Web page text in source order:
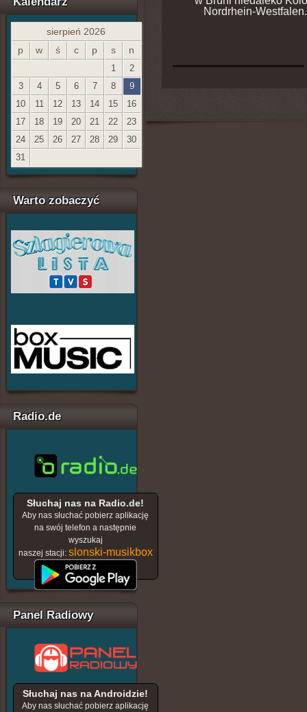
sierpień 2026
p
w ś c p s n
1
2
3
4 5 6 7 8
9
10
11 12 13 14 15
16
17
18 19 20 21 22
23
24
25 26 27 28 29
30
31
Warto zobaczyć
Radio.de
Słuchaj nas na Radio.de!
Aby nas słuchać pobierz aplikację
na swój telefon a następnie
wyszukaj
naszej stacji: slonski-musikbox
Panel Radiowy
Słuchaj nas na Androidzie!
Aby nas słuchać pobierz aplikację
Nordrhein-